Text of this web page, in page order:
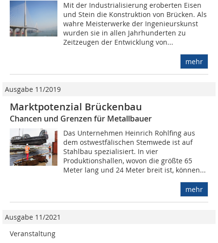
Mit der Industrialisierung eroberten Eisen
und Stein die Konstruktion von Brücken. Als
wahre Meisterwerke der Ingenieurskunst
wurden sie in allen Jahrhunderten zu
Zeitzeugen der Entwicklung von...
mehr
Ausgabe 11/2019
Marktpotenzial Brückenbau
Chancen und Grenzen für Metallbauer
Das Unternehmen Heinrich Rohlfing aus
dem ostwestfälischen Stemwede ist auf
Stahlbau spezialisiert. In vier
Produktionshallen, wovon die größte 65
Meter lang und 24 Meter breit ist, können...
mehr
Ausgabe 11/2021
Veranstaltung